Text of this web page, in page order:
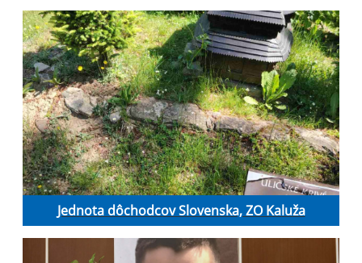
Jednota dôchodcov Slovenska, ZO Kaluža